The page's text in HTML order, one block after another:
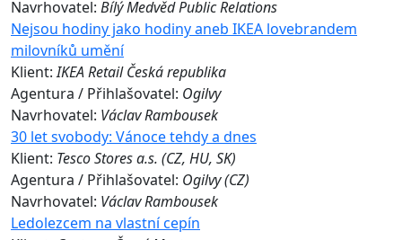
Navrhovatel: Bílý Medvěd Public Relations
Nejsou hodiny jako hodiny aneb IKEA lovebrandem
milovníků umění
Klient:IKEA Retail Česká republika
Agentura / Přihlašovatel: Ogilvy
Navrhovatel: Václav Rambousek
30 let svobody: Vánoce tehdy a dnes
Klient: Tesco Stores a.s. (CZ, HU, SK)
Agentura / Přihlašovatel: Ogilvy (CZ)
Navrhovatel: Václav Rambousek
Ledolezcem na vlastní cepín